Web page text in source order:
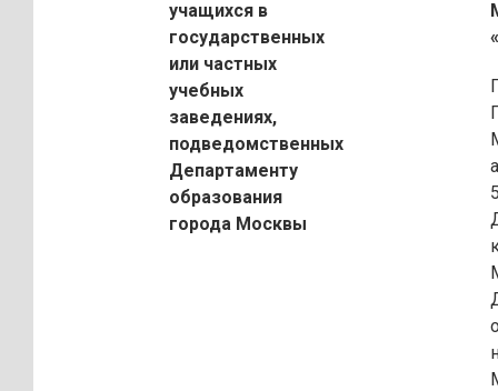
учащихся в
государственных
или частных
учебных
заведениях,
подведомственных
Департаменту
образования
города Москвы